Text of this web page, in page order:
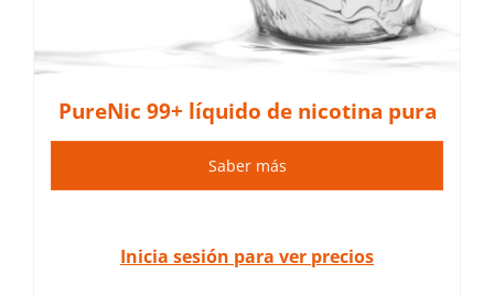
PureNic 99+ líquido de nicotina pura
Saber más
Inicia sesión para ver precios